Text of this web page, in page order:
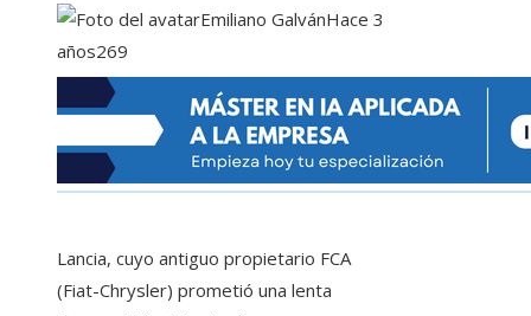
Emiliano GalvánHace 3
años269
Lancia, cuyo antiguo propietario FCA
(Fiat-Chrysler) prometió una lenta